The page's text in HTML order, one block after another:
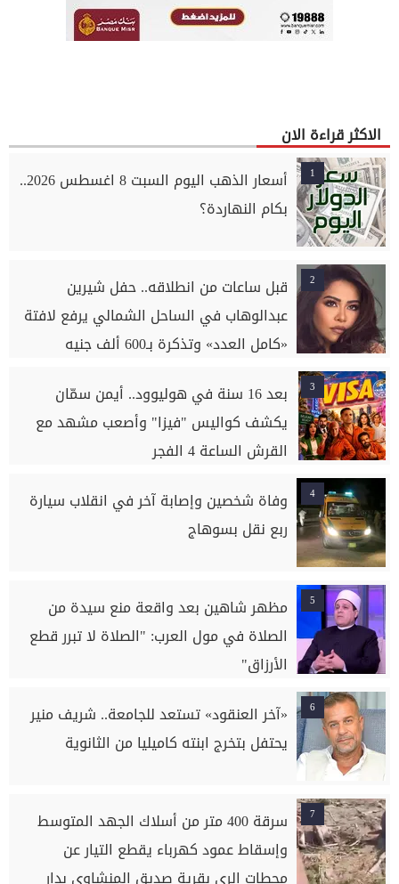
الاكثر قراءة الان
1
أسعار الذهب اليوم السبت 8 اغسطس 2026..
بكام النهاردة؟
2
قبل ساعات من انطلاقه.. حفل شيرين
عبدالوهاب في الساحل الشمالي يرفع لافتة
«كامل العدد» وتذكرة بـ600 ألف جنيه
3
بعد 16 سنة في هوليوود.. أيمن سمّان
يكشف كواليس "فيزا" وأصعب مشهد مع
القرش الساعة 4 الفجر
4
وفاة شخصين وإصابة آخر في انقلاب سيارة
ربع نقل بسوهاج
5
مظهر شاهين بعد واقعة منع سيدة من
الصلاة في مول العرب: "الصلاة لا تبرر قطع
الأرزاق"
6
«آخر العنقود» تستعد للجامعة.. شريف منير
يحتفل بتخرج ابنته كاميليا من الثانوية
7
سرقة 400 متر من أسلاك الجهد المتوسط
وإسقاط عمود كهرباء يقطع التيار عن
محطات الري بقرية صديق المنشاوي بدار